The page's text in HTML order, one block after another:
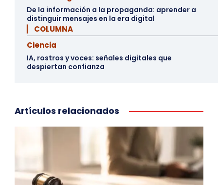
De la información a la propaganda: aprender a
distinguir mensajes en la era digital
▏ COLUMNA
Ciencia
IA, rostros y voces: señales digitales que
despiertan confianza
Artículos relacionados